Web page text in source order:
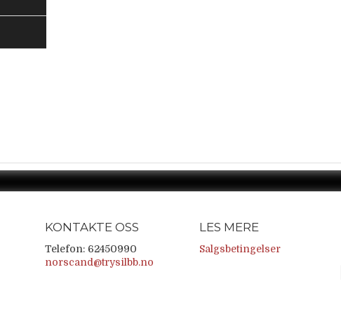
KONTAKTE OSS
Telefon: 62450990
norscand@trysilbb.no
LES MERE
Salgsbetingelser